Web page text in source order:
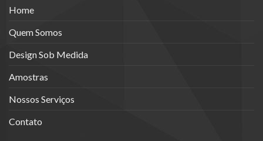
Home
Quem Somos
Design Sob Medida
Amostras
Nossos Serviços
Contato